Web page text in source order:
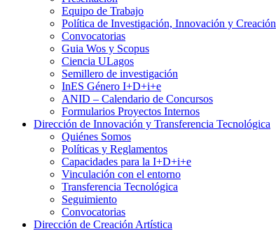
Equipo de Trabajo
Política de Investigación, Innovación y Creación
Convocatorias
Guia Wos y Scopus
Ciencia ULagos
Semillero de investigación
InES Género I+D+i+e
ANID – Calendario de Concursos
Formularios Proyectos Internos
Dirección de Innovación y Transferencia Tecnológica
Quiénes Somos
Políticas y Reglamentos
Capacidades para la I+D+i+e
Vinculación con el entorno
Transferencia Tecnológica
Seguimiento
Convocatorias
Dirección de Creación Artística